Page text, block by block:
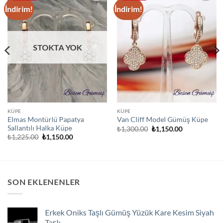
İndirim!
Add to
wishlist
STOKTA YOK
KÜPE
Elmas Montürlü Papatya
Sallantılı Halka Küpe
₺1,225.00 Orijinal
fiyat:
₺1,150.00Şu
İndirim!
wishlist
KÜPE
Van Cliff Model Gümüş Küpe
₺1,300.00 Orijinal
fiyat:
₺1,150.00Şu
SON EKLENENLER
Erkek Oniks Taşlı Gümüş Yüzük Kare Kesim Siyah